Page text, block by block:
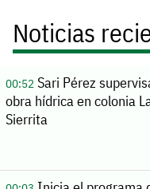
Noticias
00:52Sari Pérez
obra hídrica en colonia
Sierrita